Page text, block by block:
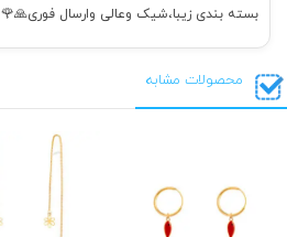
بسته بندی زیبا،شیک وعالی وارسال فوری🙏🌹
محصولات مشابه